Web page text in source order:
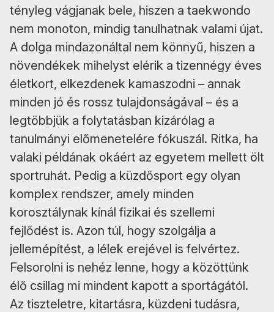
tényleg vágjanak bele, hiszen a taekwondo
nem monoton, mindig tanulhatnak valami újat.
A dolga mindazonáltal nem könnyű, hiszen a
növendékek mihelyst elérik a tizennégy éves
életkort, elkezdenek kamaszodni – annak
minden jó és rossz tulajdonságával – és a
legtöbbjük a folytatásban kizárólag a
tanulmányi előmenetelére fókuszál. Ritka, ha
valaki példának okáért az egyetem mellett ölt
sportruhát. Pedig a küzdősport egy olyan
komplex rendszer, amely minden
korosztálynak kínál fizikai és szellemi
fejlődést is. Azon túl, hogy szolgálja a
jellemépítést, a lélek erejével is felvértez.
Felsorolni is nehéz lenne, hogy a közöttünk
élő csillag mi mindent kapott a sportágától.
Az tiszteletre, kitartásra, küzdeni tudásra,